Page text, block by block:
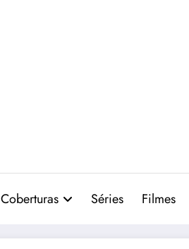
Coberturas Séries Filmes